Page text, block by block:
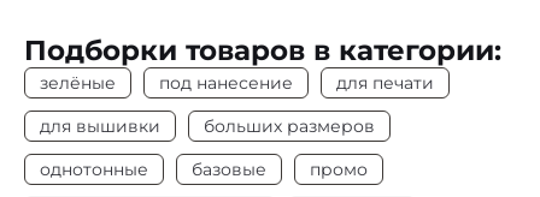
Состав Кулирная гладь, 100% х/б
Цвет Зелёный
Плотность 155-160 г/м2
Подборки товаров в категории:
зелёные под нанесение
для печати
для вышивки
больших размеров
однотонные
базовые
промо